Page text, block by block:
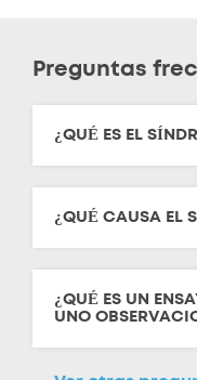
Preguntas
¿QUÉ ES EL
¿QUÉ CAUSA EL
¿QUÉ ES UN
UNO